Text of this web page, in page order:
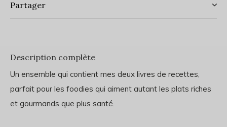
Partager
Description complète
Un ensemble qui contient mes deux livres de recettes,
parfait pour les foodies qui aiment autant les plats riches
et gourmands que plus santé.